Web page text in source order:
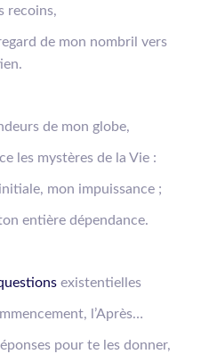
recoins,
de mon nombril vers
de mon globe,
les mystères de la Vie :
mon impuissance ;
entière dépendance.
existentielles
l’Après…
pour te les donner,